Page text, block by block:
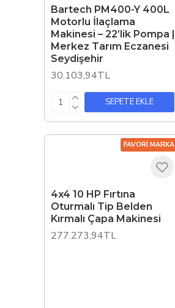
Bartech PM400-Y 400L
Motorlu İlaçlama
Makinesi – 22’lik Pompa |
Merkez Tarım Eczanesi
Seydişehir
30.103,94TL
SEPETE EKLE
FAVORI MARKA
4x4 10 HP Fırtına
Oturmalı Tip Belden
Kırmalı Çapa Makinesi
277.273,94TL